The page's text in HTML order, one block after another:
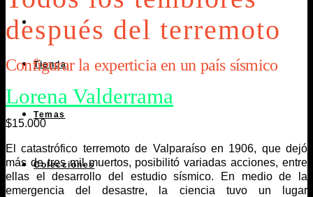
Tienda
Temas
Colecciones
después del terremoto
Configurar la experticia en un país sísmico
Lorena Valderrama
$15.000
El catastrófico terremoto de Valparaíso en 1906, que dejó
más de tres mil muertos, posibilitó variadas acciones, entre
ellas el desarrollo del estudio sísmico. En medio de la
emergencia del desastre, la ciencia tuvo un lugar